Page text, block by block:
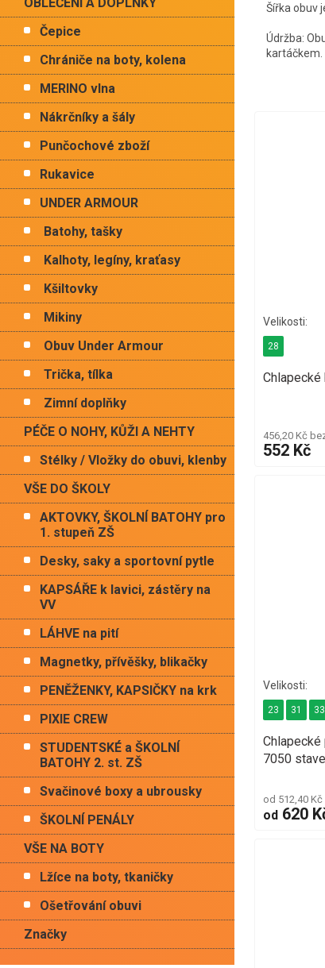
Čepice
Chrániče na boty, kolena
MERINO vlna
Nákrčníky a šály
Punčochové zboží
Rukavice
UNDER ARMOUR
Batohy, tašky
Kalhoty, legíny, kraťasy
Kšiltovky
Mikiny
Obuv Under Armour
Trička, tílka
Zimní doplňky
PÉČE O NOHY, KŮŽI A NEHTY
Stélky / Vložky do obuvi, klenby
VŠE DO ŠKOLY
AKTOVKY, ŠKOLNÍ BATOHY pro
1. stupeň ZŠ
Desky, saky a sportovní pytle
KAPSÁŘE k lavici, zástěry na
VV
LÁHVE na pití
Magnetky, přívěšky, blikačky
PENĚŽENKY, KAPSIČKY na krk
PIXIE CREW
STUDENTSKÉ a ŠKOLNÍ
BATOHY 2. st. ZŠ
Svačinové boxy a ubrousky
ŠKOLNÍ PENÁLY
VŠE NA BOTY
Lžíce na boty, tkaničky
Ošetřování obuvi
Značky
Šířka obuv
Údržba:
kartáčkem.
456,20 Kč
552 Kč
28
7050
od 512,40 Kč
od 620
23 31 33